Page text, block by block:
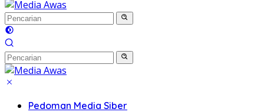
Pedoman Media Siber